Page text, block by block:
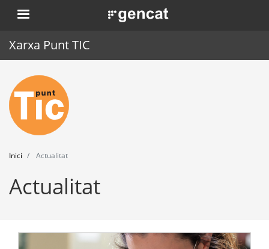
Vés
al
. Obre en una nova finestra.
Xarxa Punt TIC
Inici
Punt TIC
Actualitat
Agenda
Formació
Inici Actualitat
Actualitat